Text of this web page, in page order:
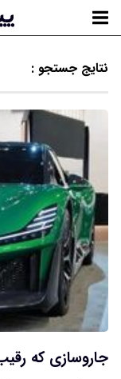
نتایج جستجو :
جاروسازی که